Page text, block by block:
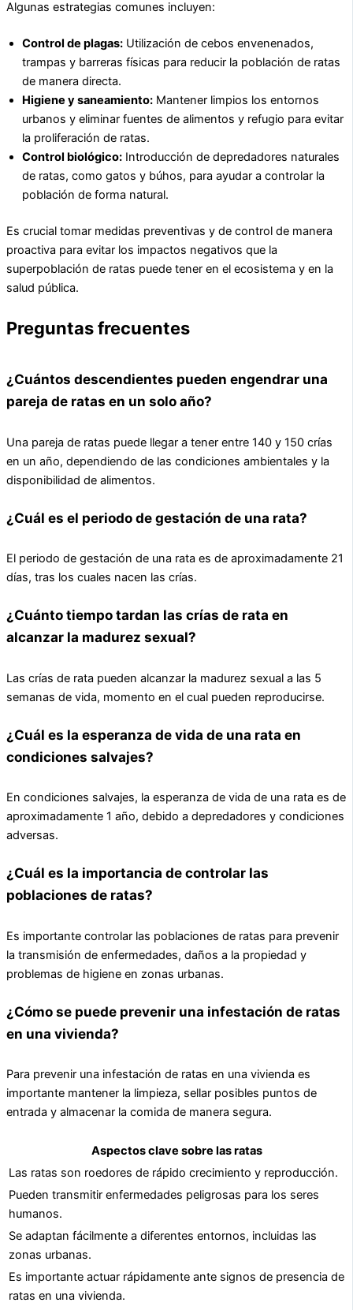
Algunas estrategias comunes incluyen:
Control de plagas: Utilización de cebos envenenados,
trampas y barreras físicas para reducir la población de ratas
de manera directa.
Higiene y saneamiento: Mantener limpios los entornos
urbanos y eliminar fuentes de alimentos y refugio para evitar
la proliferación de ratas.
Control biológico: Introducción de depredadores naturales
de ratas, como gatos y búhos, para ayudar a controlar la
población de forma natural.
Es crucial tomar medidas preventivas y de control de manera
proactiva para evitar los impactos negativos que la
superpoblación de ratas puede tener en el ecosistema y en la
salud pública.
Preguntas frecuentes
¿Cuántos descendientes pueden engendrar una
pareja de ratas en un solo año?
Una pareja de ratas puede llegar a tener entre 140 y 150 crías
en un año, dependiendo de las condiciones ambientales y la
disponibilidad de alimentos.
¿Cuál es el periodo de gestación de una rata?
El periodo de gestación de una rata es de aproximadamente 21
días, tras los cuales nacen las crías.
¿Cuánto tiempo tardan las crías de rata en
alcanzar la madurez sexual?
Las crías de rata pueden alcanzar la madurez sexual a las 5
semanas de vida, momento en el cual pueden reproducirse.
¿Cuál es la esperanza de vida de una rata en
condiciones salvajes?
En condiciones salvajes, la esperanza de vida de una rata es de
aproximadamente 1 año, debido a depredadores y condiciones
adversas.
¿Cuál es la importancia de controlar las
poblaciones de ratas?
Es importante controlar las poblaciones de ratas para prevenir
la transmisión de enfermedades, daños a la propiedad y
problemas de higiene en zonas urbanas.
¿Cómo se puede prevenir una infestación de ratas
en una vivienda?
Para prevenir una infestación de ratas en una vivienda es
importante mantener la limpieza, sellar posibles puntos de
entrada y almacenar la comida de manera segura.
Aspectos clave sobre las ratas
Las ratas son roedores de rápido crecimiento y reproducción.
Pueden transmitir enfermedades peligrosas para los seres
humanos.
Se adaptan fácilmente a diferentes entornos, incluidas las
zonas urbanas.
Es importante actuar rápidamente ante signos de presencia de
ratas en una vivienda.